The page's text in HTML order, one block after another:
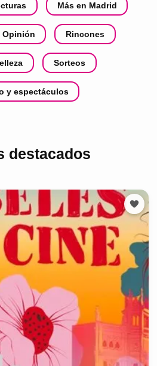
Más en Madrid
Opinión Rincones
Sorteos
y espectáculos
destacados